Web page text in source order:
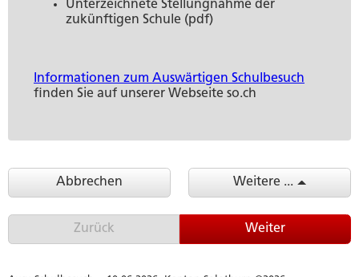
Staat, Recht und Sicherheit